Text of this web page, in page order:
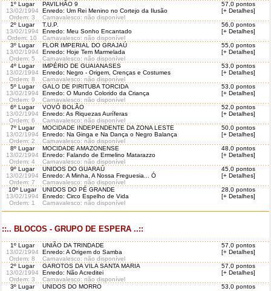
1º Lugar
13/02/1994
Ordem: 3
PAVILHÃO 9
Enredo: Um Rei Menino no Cortejo da Ilusão
Carnavalesco: não disponível
57,0 pontos
[+ Detalhes]
2º Lugar
13/02/1994
Ordem: 10
T.U.P.
Enredo: Meu Sonho Encantado
Carnavalesco: não disponível
56,0 pontos
[+ Detalhes]
3º Lugar
13/02/1994
Ordem: 5
FLOR IMPERIAL DO GRAJAÚ
Enredo: Hoje Tem Marmelada
Carnavalesco: não disponível
55,0 pontos
[+ Detalhes]
4º Lugar
13/02/1994
Ordem: 8
IMPÉRIO DE GUAIANASES
Enredo: Negro - Origem, Crenças e Costumes
Carnavalesco: não disponível
53,0 pontos
[+ Detalhes]
5º Lugar
13/02/1994
Ordem: 9
GALO DE PIRITUBA TORCIDA
Enredo: O Mundo Colorido da Criança
Carnavalesco: não disponível
53,0 pontos
[+ Detalhes]
6º Lugar
13/02/1994
Ordem: 6
VOVÓ BOLÃO
Enredo: As Riquezas Auríferas
Carnavalesco: não disponível
52,0 pontos
[+ Detalhes]
7º Lugar
13/02/1994
Ordem: 2
MOCIDADE INDEPENDENTE DA ZONA LESTE
Enredo: Na Ginga e Na Dança o Negro Balança
Carnavalesco: não disponível
50,0 pontos
[+ Detalhes]
8º Lugar
13/02/1994
Ordem: 4
MOCIDADE AMAZONENSE
Enredo: Falando de Ermelino Matarazzo
Carnavalesco: não disponível
48,0 pontos
[+ Detalhes]
9º Lugar
13/02/1994
Ordem: 7
UNIDOS DO GUARAÚ
Enredo: A Minha, A Nossa Freguesia... Ó
Carnavalesco: não disponível
45,0 pontos
[+ Detalhes]
10º Lugar
13/02/1994
Ordem: 1
UNIDOS DO PÉ GRANDE
Enredo: Circo Espelho de Vida
Carnavalesco: não disponível
28,0 pontos
[+ Detalhes]
::.. BLOCOS - GRUPO DE ESPERA ..::
1º Lugar
13/02/1994
Ordem: 8
UNIÃO DA TRINDADE
Enredo: A Origem do Samba
Carnavalesco: não disponível
57,0 pontos
[+ Detalhes]
2º Lugar
13/02/1994
Ordem: 3
GAROTOS DA VILA SANTA MARIA
Enredo: Não Acreditei
Carnavalesco: não disponível
57,0 pontos
[+ Detalhes]
3º Lugar
UNIDOS DO MORRO
53,0 pontos